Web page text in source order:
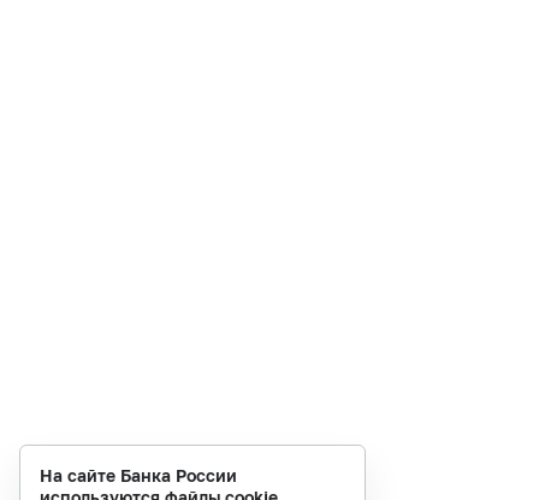
На сайте Банка России